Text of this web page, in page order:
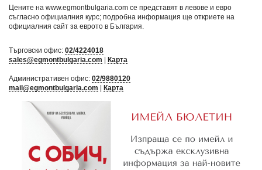
Цените на www.egmontbulgaria.com се представят в левове и евро
съгласно официалния курс; подробна информация ще откриете на
официалния сайт за еврото в България
Търговски офис: 02/4224018
sales@egmontbulgaria.com | Карта
Административен офис: 02/9880120
mail@egmontbulgaria.com | Карта